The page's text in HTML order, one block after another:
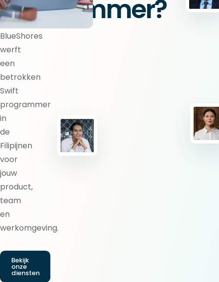
programmer?
BlueShores
werft
een
betrokken
Swift
programmer
in
de
Filipijnen
voor
jouw
product,
team
en
werkomgeving.
Bekijk
onze
diensten